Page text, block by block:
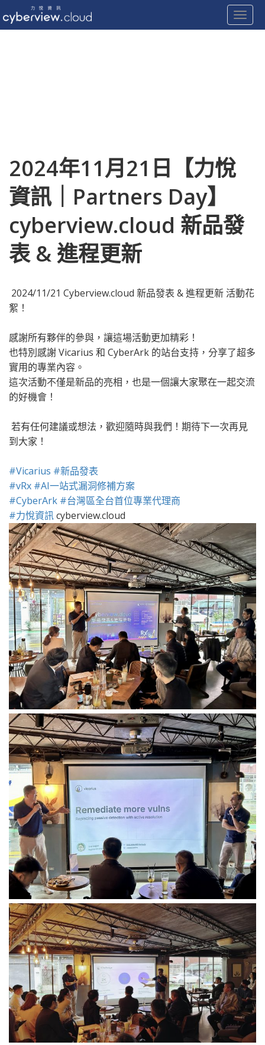
2024年11月21日【力悅
資訊｜Partners Day】
cyberview.cloud 新品發
表 & 進程更新
2024/11/21 Cyberview.cloud 新品發表 & 進程更新 活動花
絮！
感謝所有夥伴的參與，讓這場活動更加精彩！
也特別感謝 Vicarius 和 CyberArk 的站台支持，分享了超多
實用的專業內容。
這次活動不僅是新品的亮相，也是一個讓大家聚在一起交流
的好機會！
若有任何建議或想法，歡迎隨時與我們！期待下一次再見
到大家！
#Vicarius #新品發表
#vRx #AI一站式漏洞修補方案
#CyberArk #台灣區全台首位專業代理商
#力悅資訊cyberview.cloud